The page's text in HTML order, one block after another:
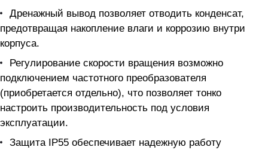
Дренажный вывод позволяет отводить конденсат,
предотвращая накопление влаги и коррозию внутри
корпуса.
Регулирование скорости вращения возможно
подключением частотного преобразователя
(приобретается отдельно), что позволяет тонко
настроить производительность под условия
эксплуатации.
Защита IP55 обеспечивает надежную работу